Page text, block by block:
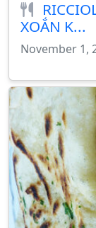
XOẮN K...
November 1,